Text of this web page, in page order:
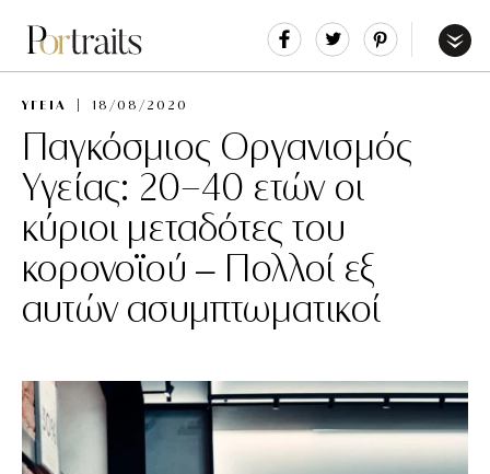
Share Tweet
ΥΓΕΙΑ 18/08/2020
Παγκόσμιος Οργανισμός
Υγείας: 20-40 ετών οι
κύριοι μεταδότες του
κορονοϊού – Πολλοί εξ
αυτών ασυμπτωματικοί